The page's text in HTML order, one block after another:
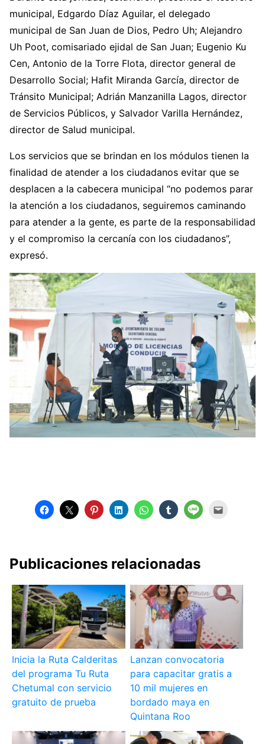
municipal, Edgardo Díaz Aguilar, el delegado
municipal de San Juan de Dios, Pedro Uh; Alejandro
Uh Poot, comisariado ejidal de San Juan; Eugenio Ku
Cen, Antonio de la Torre Flota, director general de
Desarrollo Social; Hafit Miranda García, director de
Tránsito Municipal; Adrián Manzanilla Lagos, director
de Servicios Públicos, y Salvador Varilla Hernández,
director de Salud municipal.
Los servicios que se brindan en los módulos tienen la
finalidad de atender a los ciudadanos evitar que se
desplacen a la cabecera municipal “no podemos parar
la atención a los ciudadanos, seguiremos caminando
para atender a la gente, es parte de la responsabilidad
y el compromiso la cercanía con los ciudadanos”,
expresó.
Publicaciones relacionadas
Inicia la Ruta Calderitas
del programa Tu Ruta
Chetumal con servicio
gratuito de prueba
Lanzan convocatoria
para capacitar gratis a
10 mil mujeres en
bordado maya en
Quintana Roo